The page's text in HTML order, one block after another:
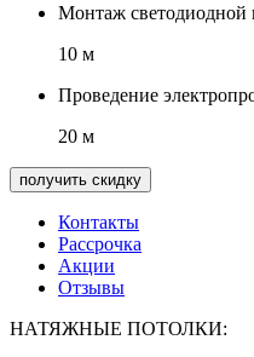
Монтаж светодиодной
10 м
Проведение
20 м
получить скидку
Контакты
Рассрочка
Акции
Отзывы
НАТЯЖНЫЕ ПОТОЛКИ: